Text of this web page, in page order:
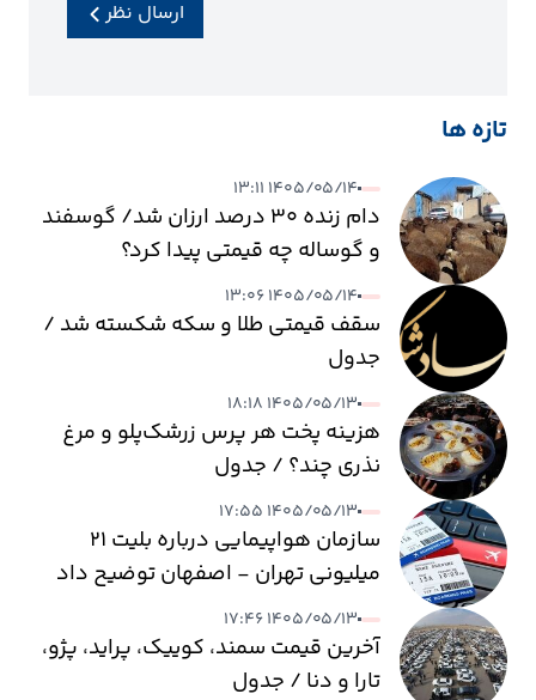
ارسال نظر
تازه ها
۱۴۰۵/۰۵/۱۴ ۱۳:۱۱
دام زنده ۳۰ درصد ارزان شد/ گوسفند
و گوساله چه قیمتی پیدا کرد؟
۱۴۰۵/۰۵/۱۴ ۱۳:۰۶
سقف قیمتی طلا و سکه شکسته شد /
جدول
۱۴۰۵/۰۵/۱۳ ۱۸:۱۸
هزینه پخت هر پرس زرشک‌پلو و مرغ
نذری چند؟ / جدول
۱۴۰۵/۰۵/۱۳ ۱۷:۵۵
سازمان هواپیمایی درباره بلیت ۲۱
میلیونی تهران - اصفهان توضیح داد
۱۴۰۵/۰۵/۱۳ ۱۷:۴۶
آخرین قیمت سمند، کوییک، پراید، پژو،
تارا و دنا / جدول